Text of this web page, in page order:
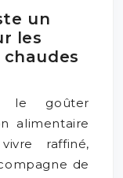
un
les
le goûter
alimentaire
raffiné,
de